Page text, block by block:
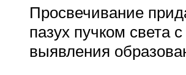
Просвечивание
пазух пучком света
выявления